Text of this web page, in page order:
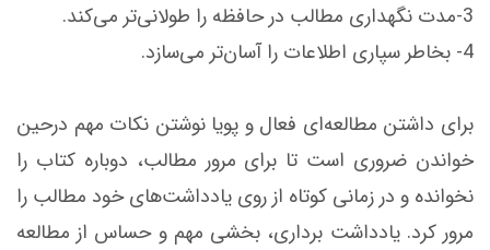
3-مدت نگهداری مطالب در حافظه را طولانی‌تر می‌كند.
4- بخاطر سپاری اطلاعات را آسان‌تر می‌سازد.
برای داشتن مطالعه‌ای فعال و پویا نوشتن نكات مهم درحین
خواندن ضروری است تا برای مرور مطالب، دوباره كتاب را
نخوانده و در زمانی كوتاه از روی یادداشت‌های خود مطالب را
مرور كرد. یادداشت برداری، بخشی مهم و حساس از مطالعه